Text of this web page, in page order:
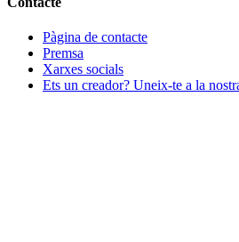
Pàgina de contacte
Premsa
Xarxes socials
Ets un creador? Uneix-te a la